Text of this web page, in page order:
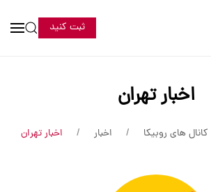
ثبت کنید
اخبار تهران
کانال های روبیکا اخبار اخبار تهران